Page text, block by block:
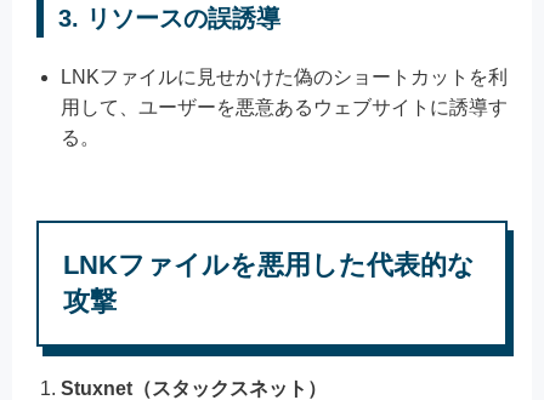
3. リソースの誤誘導
LNKファイルに見せかけた偽のショートカットを利
用して、ユーザーを悪意あるウェブサイトに誘導す
る。
LNKファイルを悪用した代表的な
攻撃
Stuxnet（スタックスネット）